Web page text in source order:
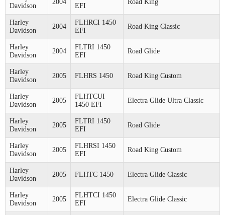
Davidson
2004
EFI
Road King
Harley
Davidson
2004
FLHRCI 1450
EFI
Road King Classic
Harley
Davidson
2004
FLTRI 1450
EFI
Road Glide
Harley
Davidson
2005 FLHRS 1450 Road King Custom
Harley
Davidson
2005
FLHTCUI
1450 EFI
Electra Glide Ultra Classic
Harley
Davidson
2005
FLTRI 1450
EFI
Road Glide
Harley
Davidson
2005
FLHRSI 1450
EFI
Road King Custom
Harley
Davidson
2005 FLHTC 1450 Electra Glide Classic
Harley
Davidson
2005
FLHTCI 1450
EFI
Electra Glide Classic